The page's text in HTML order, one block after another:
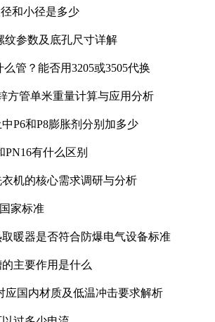
和小径是多少
纹参数及底孔尺寸详解
么管？能否用3205或3505代换
方管单米重量计算与应用分析
P6和P8膨胀剂分别加多少
PN16有什么区别
机的核心需求调研与分析
家标准
暖器是否符合防爆电气设备标准
主要作用是什么
应国内材质及低温冲击要求解析